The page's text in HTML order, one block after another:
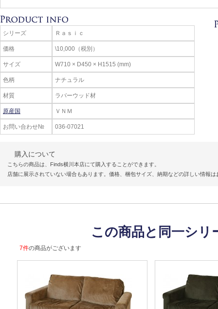
シリーズ Ｒａｓｉｃ
価格 \10,000（税別）
サイズ W710 × D450 × H1515 (mm)
色柄 ナチュラル
材質 ラバーウッド材
原産国 ＶＮＭ
お問い合わせ№ 036-07021
購入について
こちらの商品は、Finds横川本店にて購入することができます。
店舗に展示されていない場合もあります。価格、梱包サイズ、納期などの詳しい情報
この商品と同一シ
7件の商品がございます